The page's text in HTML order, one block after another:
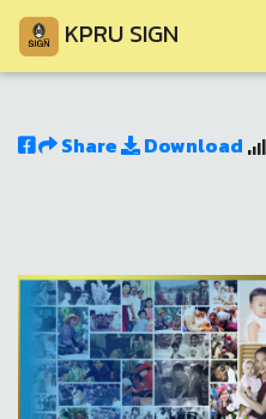
KPRU SIGN
Share Download